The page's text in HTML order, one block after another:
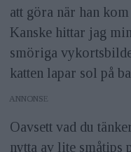
att göra när han
Kanske hittar jag
smöriga
katten lapar sol på
ANNONS
Oavsett vad du
nytta av lite småtips